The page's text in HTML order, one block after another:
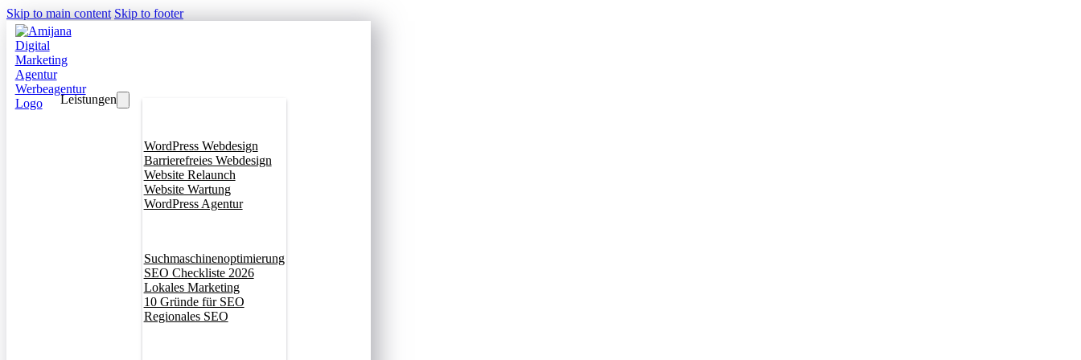
Skip to main content Skip to footer
Leistungen
WordPress Webdesign
Barrierefreies Webdesign
Website Relaunch
Website Wartung
WordPress Agentur
Suchmaschinenoptimierung
SEO Checkliste 2026
Lokales Marketing
10 Gründe für SEO
Regionales SEO